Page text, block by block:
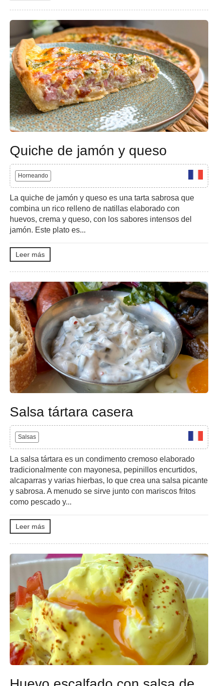
Quiche de jamón y queso
Horneando
La quiche de jamón y queso es una tarta sabrosa que
combina un rico relleno de natillas elaborado con
huevos, crema y queso, con los sabores intensos del
jamón. Este plato es...
Leer más
Salsa tártara casera
Salsas
La salsa tártara es un condimento cremoso elaborado
tradicionalmente con mayonesa, pepinillos encurtidos,
alcaparras y varias hierbas, lo que crea una salsa picante
y sabrosa. A menudo se sirve junto con mariscos fritos
como pescado y...
Leer más